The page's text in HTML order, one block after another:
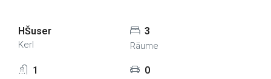
HŠuser
Kerl
3
Räume
1 0